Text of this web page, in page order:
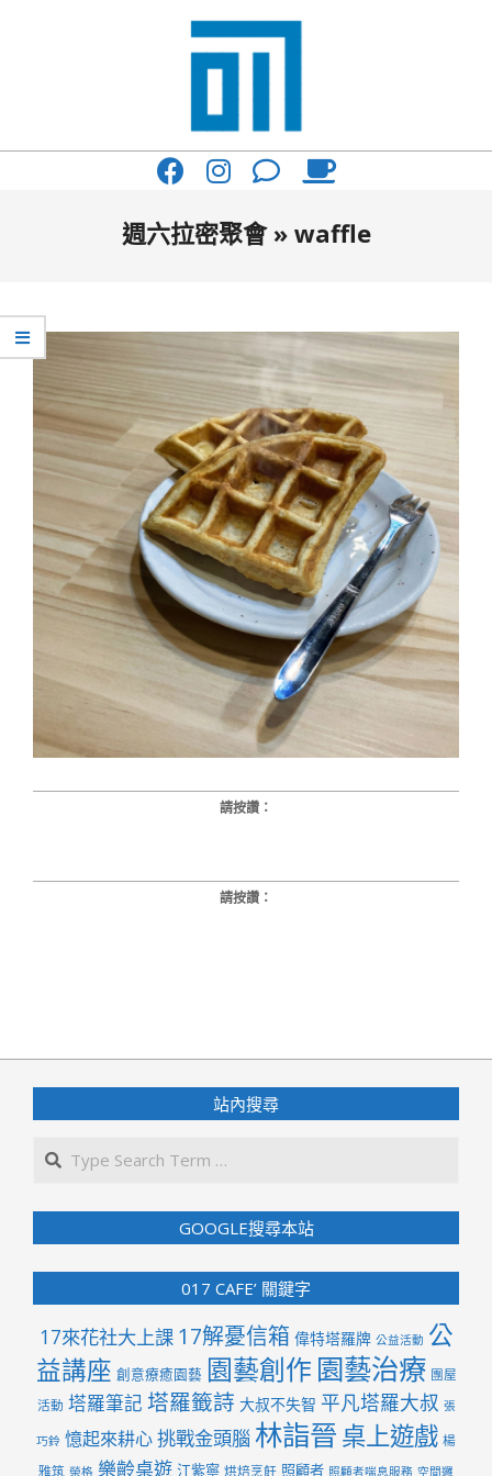
017
一
起
咖
啡
館
週六拉密聚會 » waffle
請按讚：
請按讚：
01-
22
站內搜尋
GOOGLE搜尋本站
017 CAFE’ 關鍵字
17來花社大上課 17解憂信箱 偉特塔羅牌 公益活動 公
益講座 創意療癒園藝 園藝創作 園藝治療 團屋
活動 塔羅筆記 塔羅籤詩 大叔不失智 平凡塔羅大叔 張
巧鈴 憶起來耕心挑戰金頭腦 林詣晉桌上遊戲 楊
雅筑 榮格 樂齡桌遊 江紫寧 烘焙烹飪 照顧者 照顧者喘息服務 空間邏